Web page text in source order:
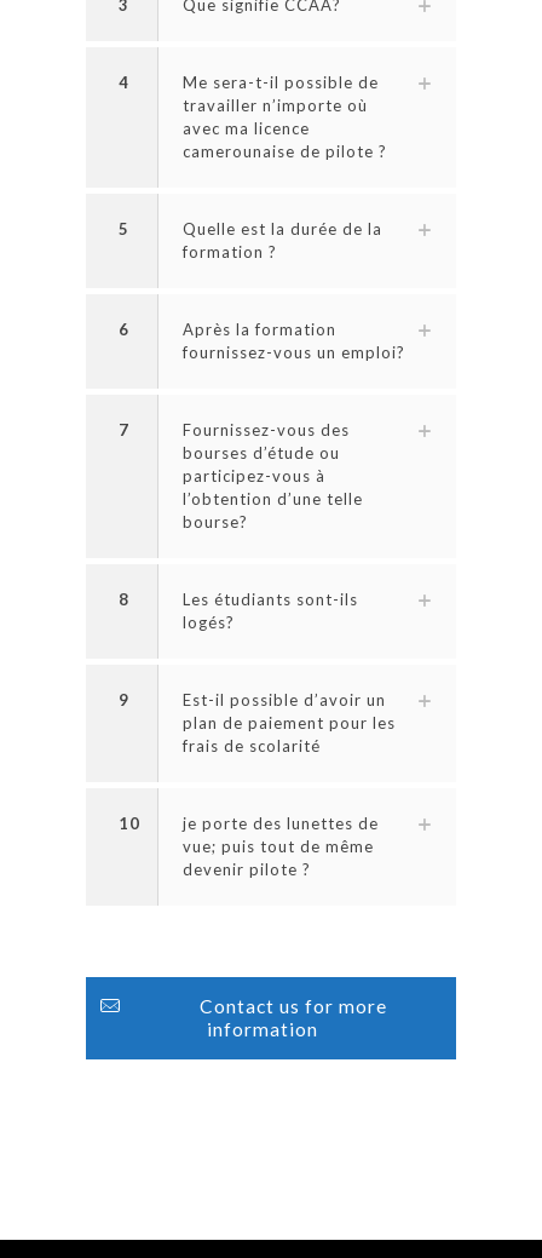
3 Que signifie CCAA?
4
Me sera-t-il possible de
travailler n’importe où
avec ma licence
camerounaise de pilote ?
5
Quelle est la durée de la
formation ?
6
Après la formation
fournissez-vous un emploi?
7
Fournissez-vous des
bourses d’étude ou
participez-vous à
l’obtention d’une telle
bourse?
8
Les étudiants sont-ils
logés?
9
Est-il possible d’avoir un
plan de paiement pour les
frais de scolarité
10
je porte des lunettes de
vue; puis tout de même
devenir pilote ?
Contact us for more
information